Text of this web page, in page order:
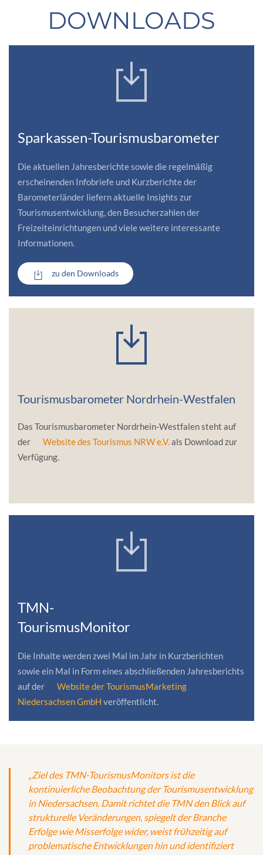
DOWNLOADS
Sparkassen-Tourismusbarometer
Die aktuellen Jahresberichte sowie die regelmäßig
erscheinenden Infobriefe und Kurzberichte der
Barometerländer liefern aktuelle Insights zur
Tourismusentwicklung, den Besucherzahlen der
Freizeiteinrichtungen und viele weitere interessante
Informationen.
zu den Downloads
Tourismusbarometer Nordrhein-Westfalen
Das Tourismusbarometer Nordrhein-Westfalen steht auf
der
Website des Tourismus NRW e.V.als Download zur
Verfügung.
TMN-
TourismusMonitor
Die Inhalte werden zwei Mal im Jahr in Kurzberichten
sowie ein Mal in Form eines abschließenden Jahresberichts
auf der
Website der TourismusMarketing
Niedersachsen GmbH veröffentlicht.
„Ziel des TMN-TourismusMonitors ist die
kontinuierliche Beobachtung der Tourismusentwicklung
in Niedersachsen. Damit richtet die TMN den Blick auf
strukturelle Veränderungen, spiegelt der Branche
Erfolge wie Misserfolge wider, weist frühzeitig auf
problematische Entwicklungen hin und identifiziert